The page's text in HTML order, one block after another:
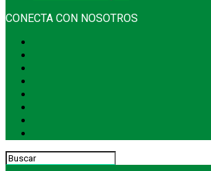
CONECTA CON NOSOTROS